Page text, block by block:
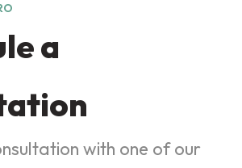
a
with one of our